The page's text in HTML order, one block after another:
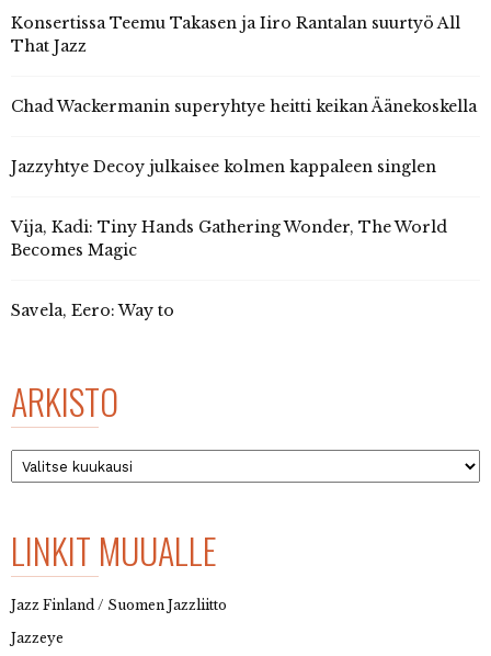
Konsertissa Teemu Takasen ja Iiro Rantalan suurtyö All
That Jazz
Chad Wackermanin superyhtye heitti keikan Äänekoskella
Jazzyhtye Decoy julkaisee kolmen kappaleen singlen
Vija, Kadi: Tiny Hands Gathering Wonder, The World
Becomes Magic
Savela, Eero: Way to
ARKISTO
Arkisto
LINKIT MUUALLE
Jazz Finland / Suomen Jazzliitto
Jazzeye